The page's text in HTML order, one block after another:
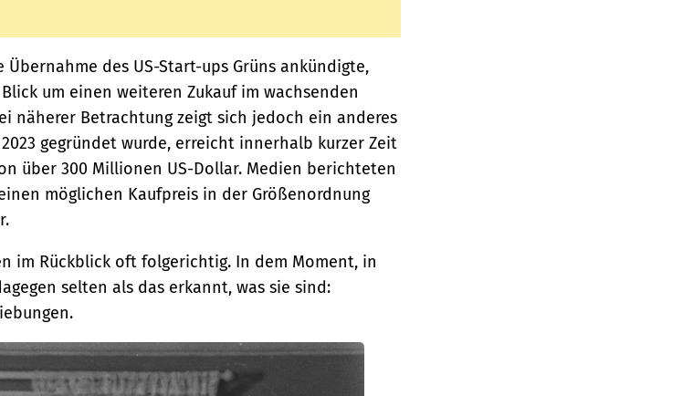
des US-Start-ups Grüns ankündigte,
um einen weiteren Zukauf im wachsenden
näherer Betrachtung zeigt sich jedoch ein anderes
gegründet wurde, erreicht innerhalb kurzer Zeit
über 300 Millionen US-Dollar. Medien berichteten
möglichen Kaufpreis in der Größenordnung
im Rückblick oft folgerichtig. In dem Moment, in
selten als das erkannt, was sie sind: